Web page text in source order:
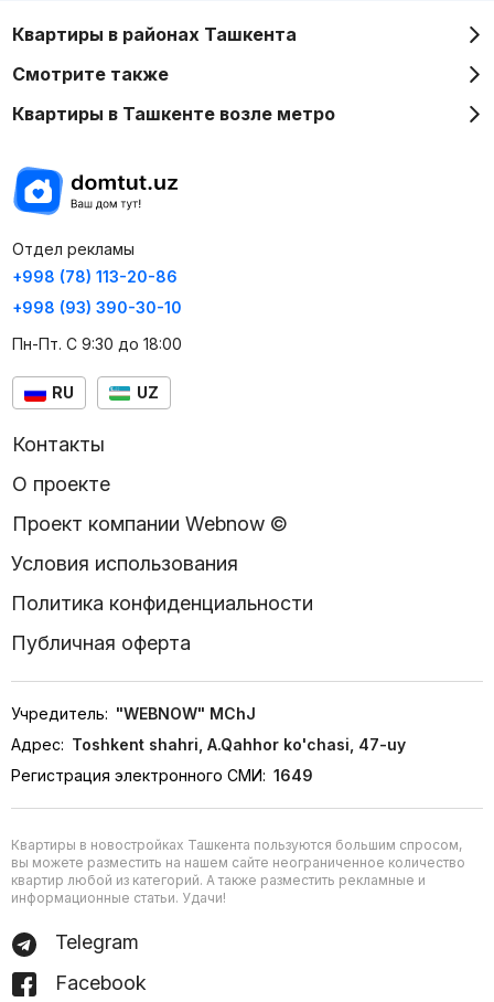
Квартиры в районах Ташкента
Смотрите также
Квартиры в Ташкенте возле метро
Отдел рекламы
+998 (78) 113-20-86
+998 (93) 390-30-10
Пн-Пт. С 9:30 до 18:00
RU UZ
Контакты
О проекте
Проект компании Webnow ©
Условия использования
Политика конфиденциальности
Публичная оферта
Учредитель: "WEBNOW" MChJ
Адрес: Toshkent shahri, A.Qahhor ko'chasi, 47-uy
Регистрация электронного СМИ: 1649
Квартиры в новостройках Ташкента пользуются большим спросом,
вы можете разместить на нашем сайте неограниченное количество
квартир любой из категорий. А также разместить рекламные и
информационные статьи. Удачи!
Telegram
Facebook